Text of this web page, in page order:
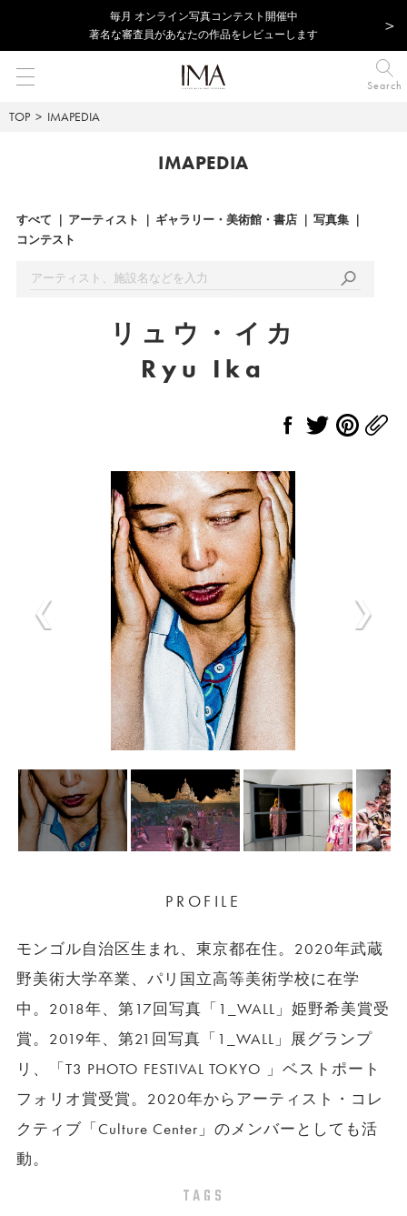
毎⽉ オンライン写真コンテスト開催中
著名な審査員があなたの作品をレビューします
Search
TOP IMAPEDIA
IMAPEDIA
すべて アーティスト ギャラリー・美術館・書店
写真集
コンテスト
リュウ・イカ
Ryu Ika
PROFILE
モンゴル自治区生まれ、東京都在住。2020年武蔵
野美術大学卒業、パリ国立高等美術学校に在学
中。2018年、第17回写真「1_WALL」姫野希美賞受
賞。2019年、第21回写真「1_WALL」展グランプ
リ、「T3 PHOTO FESTIVAL TOKYO 」ベストポート
フォリオ賞受賞。2020年からアーティスト・コレ
クティブ「Culture Center」のメンバーとしても活
動。
TAGS